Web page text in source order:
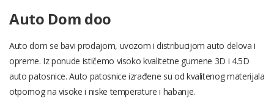
Auto Dom doo
Auto dom se bavi prodajom, uvozom i distribucijom auto delova i
opreme. Iz ponude ističemo visoko kvalitetne gumene 3D i 4.5D
auto patosnice. Auto patosnice izrađene su od kvalitenog materijala
otpornog na visoke i niske temperature i habanje.